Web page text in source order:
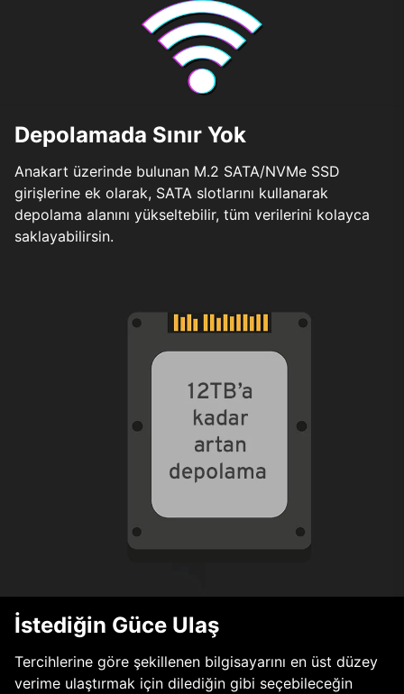
Depolamada Sınır Yok
Anakart üzerinde bulunan M.2 SATA/NVMe SSD
girişlerine ek olarak, SATA slotlarını kullanarak
depolama alanını yükseltebilir, tüm verilerini kolayca
saklayabilirsin.
İstediğin Güce Ulaş
Tercihlerine göre şekillenen bilgisayarını en üst düzey
verime ulaştırmak için dilediğin gibi seçebileceğin